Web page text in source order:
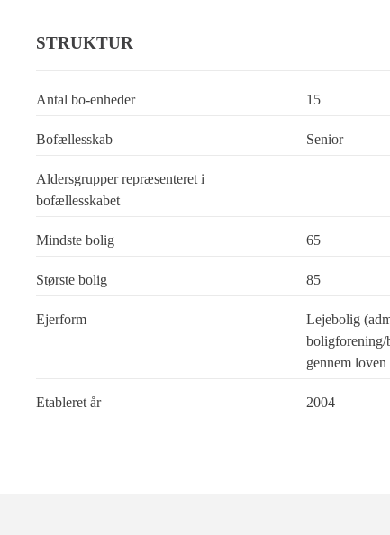
STRUKTUR
Antal bo-enheder 15
Bofællesskab Senior
Aldersgrupper repræsenteret i
bofællesskabet
Mindste bolig 65
Største bolig 85
Ejerform
Lejebolig
boligforening/
gennem
Etableret år 2004